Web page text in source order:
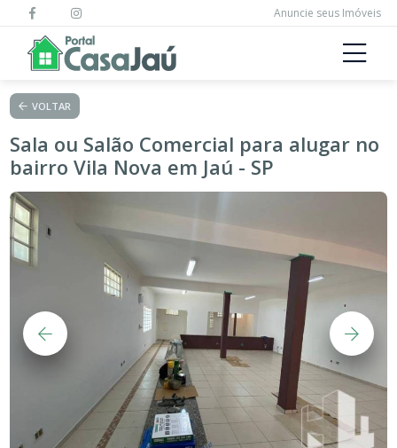
Anuncie seus Imóveis
VOLTAR
Sala ou Salão Comercial para alugar no
bairro Vila Nova em Jaú - SP